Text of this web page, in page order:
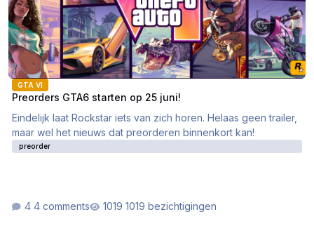
GTA VI
Preorders GTA6 starten op 25 juni!
Eindelijk laat Rockstar iets van zich horen. Helaas geen trailer,
maar wel het nieuws dat preorderen binnenkort kan!
preorder
4 comments 1019 bezichtigingen